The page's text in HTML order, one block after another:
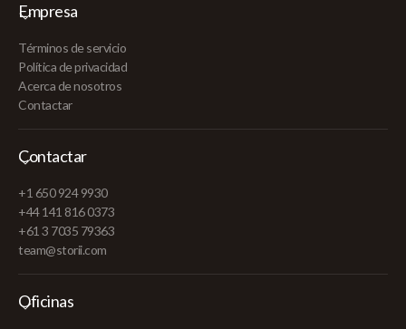
Empresa
Términos de servicio
Política de privacidad
Acerca de nosotros
Contactar
Contactar
+1 650 924 9930
+44 141 816 0373
+61 3 7035 79363
team@storii.com
Oficinas